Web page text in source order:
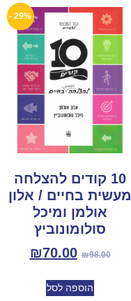
29% -
10 קודים להצלחה
מעשית בחיים / אלון
אולמן ומיכל
סולומונוביץ
₪98.00
₪70.00
הוספה לסל